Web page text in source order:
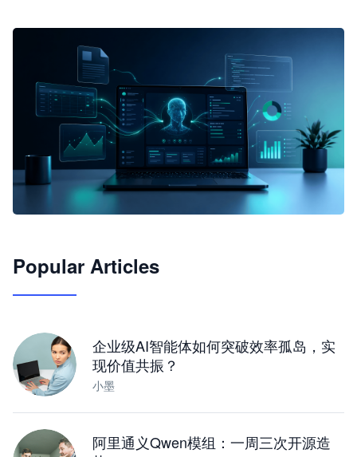
JimoClaw 桌面 AI Agent 工作台
Popular Articles
企业级AI智能体如何突破效率孤岛，实
现价值共振？
小墨
阿里通义Qwen模组：一周三次开源造